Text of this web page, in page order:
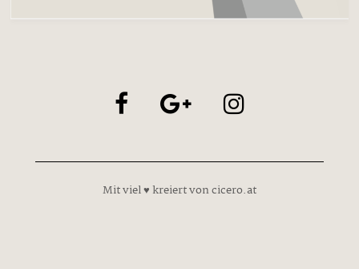
Mit viel ♥ kreiert von cicero.at